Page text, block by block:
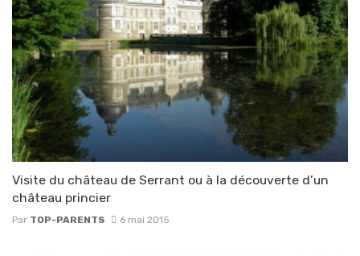
Visite du château de Serrant ou à la découverte d’un
château princier
Par TOP-PARENTS 6 mai 2015